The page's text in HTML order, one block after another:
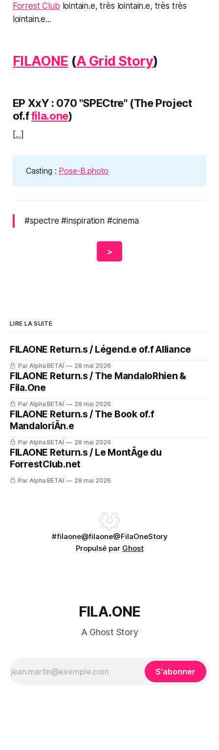
Forrest Club lointain.e, très lointain.e, très très
lointain.e...
FILAONE (A Grid Story)
EP XxY : 070 "SPECtre" (The Project
of.ffila.one)
[...]
Casting : Pose-B.photo
#spectre #inspiration #cinema
>
LIRE LA SUITE
FILAONE Return.s / Légend.e of.f Alliance
Par Alpha BETAÏ 28 mai 2026
FILAONE Return.s / The MandaloRhien &
Fila.One
Par Alpha BETAÏ 28 mai 2026
FILAONE Return.s / The Book of.f
MandaloriÂn.e
Par Alpha BETAÏ 28 mai 2026
FILAONE Return.s / Le MontÂge du
ForrestClub.net
Par Alpha BETAÏ 28 mai 2026
#filaone@filaone@FilaOneStory
Propulsé par Ghost
FILA.ONE
A Ghost Story
S'abonner